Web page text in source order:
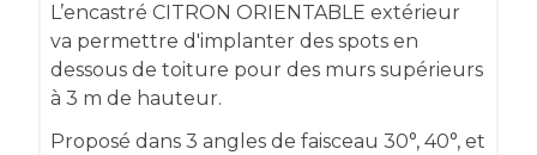
L’encastré CITRON ORIENTABLE extérieur
va permettre d'implanter des spots en
dessous de toiture pour des murs supérieurs
à 3 m de hauteur.
Proposé dans 3 angles de faisceau 30°, 40°, et